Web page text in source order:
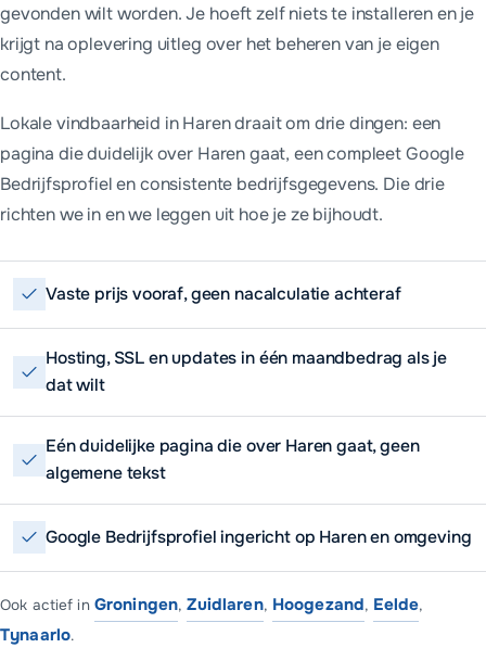
gevonden wilt worden. Je hoeft zelf niets te installeren en je
krijgt na oplevering uitleg over het beheren van je eigen
content.
Lokale vindbaarheid in Haren draait om drie dingen: een
pagina die duidelijk over Haren gaat, een compleet Google
Bedrijfsprofiel en consistente bedrijfsgegevens. Die drie
richten we in en we leggen uit hoe je ze bijhoudt.
Vaste prijs vooraf, geen nacalculatie achteraf
Hosting, SSL en updates in één maandbedrag als je
dat wilt
Eén duidelijke pagina die over Haren gaat, geen
algemene tekst
Google Bedrijfsprofiel ingericht op Haren en omgeving
Ook actief in Groningen,Zuidlaren, Hoogezand, Eelde,
Tynaarlo.